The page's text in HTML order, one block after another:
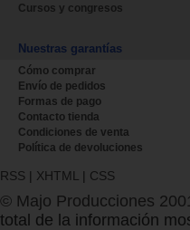
Cursos y congresos
Nuestras garantías
Cómo comprar
Envío de pedidos
Formas de pago
Contacto tienda
Condiciones de venta
Política de devoluciones
RSS | XHTML | CSS
© Majo Producciones
total de la información